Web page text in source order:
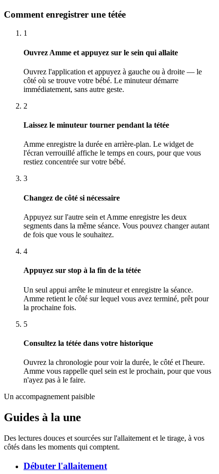
Comment enregistrer une tétée
1
Ouvrez Amme et appuyez sur le sein qui allaite
Ouvrez l'application et appuyez à gauche ou à droite — le
côté où se trouve votre bébé. Le minuteur démarre
immédiatement, sans autre geste.
2
Laissez le minuteur tourner pendant la tétée
Amme enregistre la durée en arrière-plan. Le widget de
l'écran verrouillé affiche le temps en cours, pour que vous
restiez concentrée sur votre bébé.
3
Changez de côté si nécessaire
Appuyez sur l'autre sein et Amme enregistre les deux
segments dans la même séance. Vous pouvez changer autant
de fois que vous le souhaitez.
4
Appuyez sur stop à la fin de la tétée
Un seul appui arrête le minuteur et enregistre la séance.
Amme retient le côté sur lequel vous avez terminé, prêt pour
la prochaine fois.
5
Consultez la tétée dans votre historique
Ouvrez la chronologie pour voir la durée, le côté et l'heure.
Amme vous rappelle quel sein est le prochain, pour que vous
n'ayez pas à le faire.
Un accompagnement paisible
Guides à la une
Des lectures douces et sourcées sur l'allaitement et le tirage, à vos
côtés dans les moments qui comptent.
Débuter l'allaitement